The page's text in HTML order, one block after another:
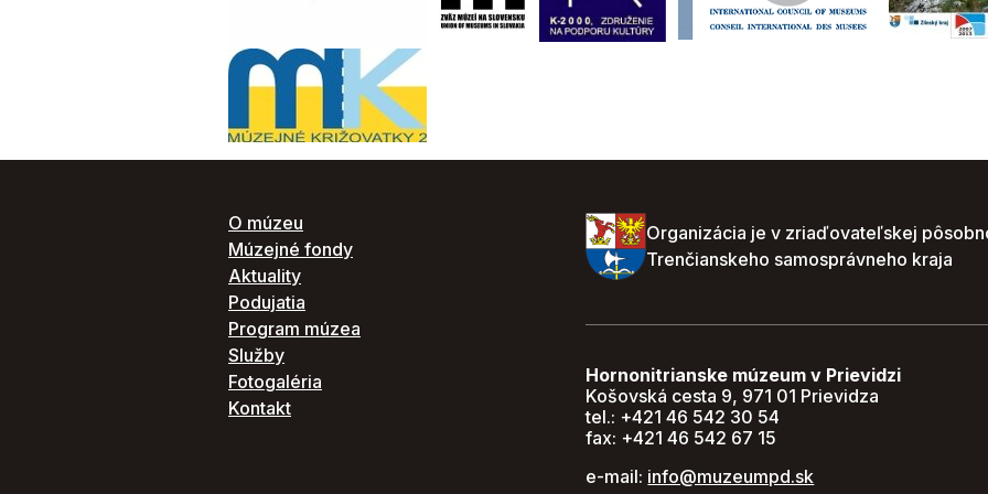
O múzeu
Múzejné fondy
Aktuality
Podujatia
Program múzea
Služby
Fotogaléria
Kontakt
Organizácia je v zriaďovateľskej
Trenčianskeho samosprávneho kraja
Hornonitrianske múzeum v Prievidzi
Košovská cesta 9, 971 01 Prievidza
tel.: +421 46 542 30 54
fax: +421 46 542 67 15
e-mail: info@muzeumpd.sk